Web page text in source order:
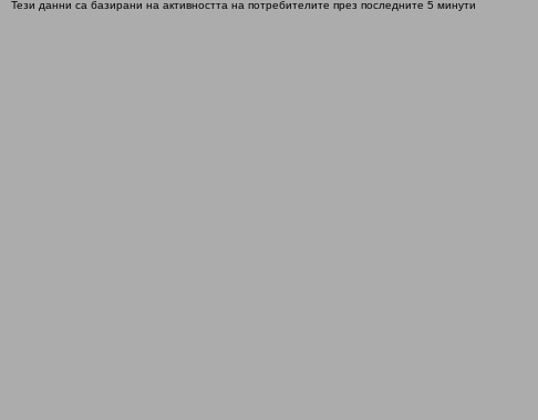
Тези данни са базирани на активността на потребителите през последните 5 минути